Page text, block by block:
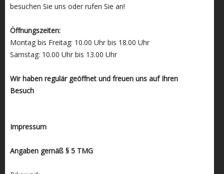
besuchen Sie uns oder rufen Sie an!
Öffnungszeiten:
Montag bis Freitag: 10.00 Uhr bis 18.00 Uhr
Samstag: 10.00 Uhr bis 13.00 Uhr
Wir haben regulär geöffnet und freuen uns auf Ihren
Besuch
Impressum
Angaben gemäß § 5 TMG